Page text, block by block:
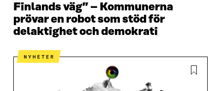
Finlands väg” – Kommunerna
prövar en robot som stöd för
delaktighet och demokrati
NYHETER